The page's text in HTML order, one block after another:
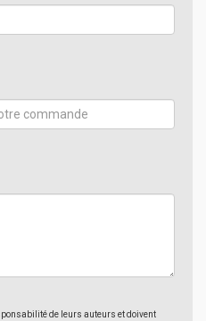
de leurs auteurs et doivent